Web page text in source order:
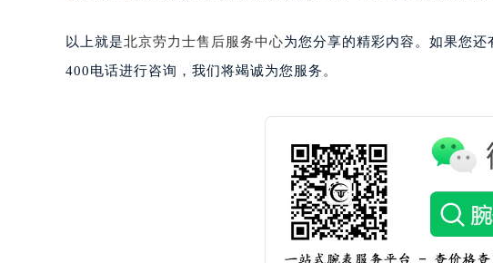
以上就是北京劳力士售后服务中心为您分享的精彩内容。如果您
400电话进行咨询，我们将竭诚为您服务。